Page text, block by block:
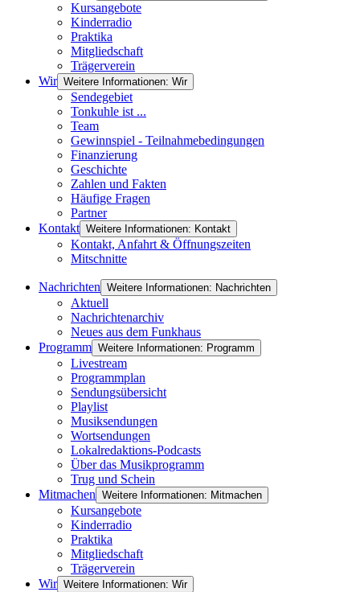
Kursangebote
Kinderradio
Praktika
Mitgliedschaft
Trägerverein
Wir Weitere Informationen: Wir
Sendegebiet
Tonkuhle ist ...
Team
Gewinnspiel - Teilnahmebedingungen
Finanzierung
Geschichte
Zahlen und Fakten
Häufige Fragen
Partner
Kontakt Weitere Informationen: Kontakt
Kontakt, Anfahrt & Öffnungszeiten
Mitschnitte
Nachrichten Weitere Informationen: Nachrichten
Aktuell
Nachrichtenarchiv
Neues aus dem Funkhaus
Programm Weitere Informationen: Programm
Livestream
Programmplan
Sendungsübersicht
Playlist
Musiksendungen
Wortsendungen
Lokalredaktions-Podcasts
Über das Musikprogramm
Trug und Schein
Mitmachen Weitere Informationen: Mitmachen
Kursangebote
Kinderradio
Praktika
Mitgliedschaft
Trägerverein
Wir Weitere Informationen: Wir